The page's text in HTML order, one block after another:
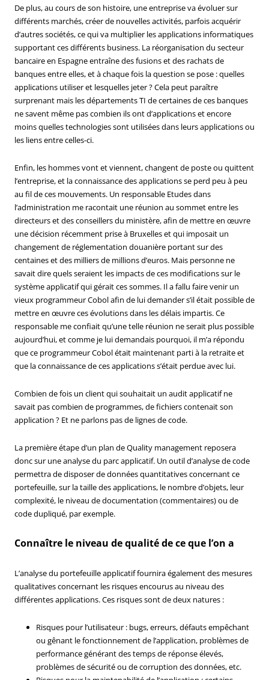
De plus, au cours de son histoire, une entreprise va évoluer sur
différents marchés, créer de nouvelles activités, parfois acquérir
d’autres sociétés, ce qui va multiplier les applications informatiques
supportant ces différents business. La réorganisation du secteur
bancaire en Espagne entraîne des fusions et des rachats de
banques entre elles, et à chaque fois la question se pose : quelles
applications utiliser et lesquelles jeter ? Cela peut paraître
surprenant mais les départements TI de certaines de ces banques
ne savent même pas combien ils ont d’applications et encore
moins quelles technologies sont utilisées dans leurs applications ou
les liens entre celles-ci.
Enfin, les hommes vont et viennent, changent de poste ou quittent
l’entreprise, et la connaissance des applications se perd peu à peu
au fil de ces mouvements. Un responsable Etudes dans
l’administration me racontait une réunion au sommet entre les
directeurs et des conseillers du ministère, afin de mettre en œuvre
une décision récemment prise à Bruxelles et qui imposait un
changement de réglementation douanière portant sur des
centaines et des milliers de millions d’euros. Mais personne ne
savait dire quels seraient les impacts de ces modifications sur le
système applicatif qui gérait ces sommes. Il a fallu faire venir un
vieux programmeur Cobol afin de lui demander s’il était possible de
mettre en œuvre ces évolutions dans les délais impartis. Ce
responsable me confiait qu’une telle réunion ne serait plus possible
aujourd’hui, et comme je lui demandais pourquoi, il m’a répondu
que ce programmeur Cobol était maintenant parti à la retraite et
que la connaissance de ces applications s’était perdue avec lui.
Combien de fois un client qui souhaitait un audit applicatif ne
savait pas combien de programmes, de fichiers contenait son
application ? Et ne parlons pas de lignes de code.
La première étape d’un plan de Quality management reposera
donc sur une analyse du parc applicatif. Un outil d’analyse de code
permettra de disposer de données quantitatives concernant ce
portefeuille, sur la taille des applications, le nombre d’objets, leur
complexité, le niveau de documentation (commentaires) ou de
code dupliqué, par exemple.
Connaître le niveau de qualité de ce que l’on a
L’analyse du portefeuille applicatif fournira également des mesures
qualitatives concernant les risques encourus au niveau des
différentes applications. Ces risques sont de deux natures :
Risques pour l’utilisateur : bugs, erreurs, défauts empêchant
ou gênant le fonctionnement de l’application, problèmes de
performance générant des temps de réponse élevés,
problèmes de sécurité ou de corruption des données, etc.